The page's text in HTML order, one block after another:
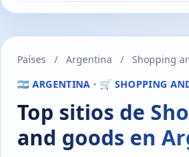
Países / Argentina /
Shopping
🇦🇷 ARGENTINA · 🛒 SHOPPING
Top sitios de
and goods en